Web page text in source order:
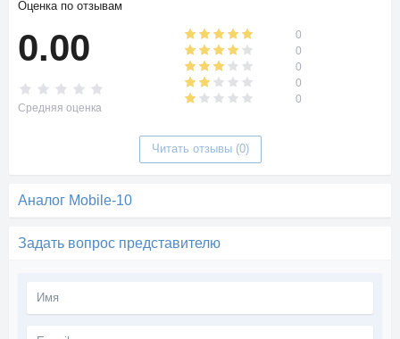
Оценка по отзывам
0.00
Средняя оценка
0
0
0
0
0
Читать отзывы (0)
Аналог Mobile-10
Задать вопрос представителю